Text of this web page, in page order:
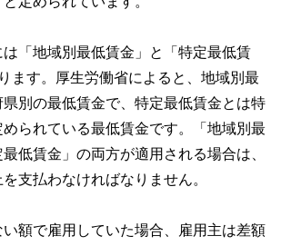
「地域別最低賃金」と「特定最低賃
ます。厚生労働省によると、地域別最
別の最低賃金で、特定最低賃金とは特
られている最低賃金です。「地域別最
低賃金」の両方が適用される場合は、
支払わなければなりません。
額で雇用していた場合、雇用主は差額